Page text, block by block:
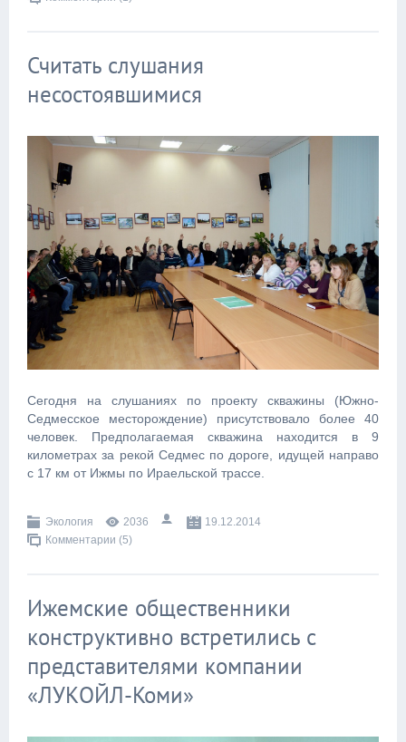
Считать слушания
несостоявшимися
Сегодня на слушаниях по проекту скважины (Южно-
Седмесское месторождение) присутствовало более 40
человек. Предполагаемая скважина находится в 9
километрах за рекой Седмес по дороге, идущей направо
с 17 км от Ижмы по Ираельской трассе.
Экология 2036
19.12.2014
Комментарии (5)
Ижемские общественники
конструктивно встретились с
представителями компании
«ЛУКОЙЛ-Коми»